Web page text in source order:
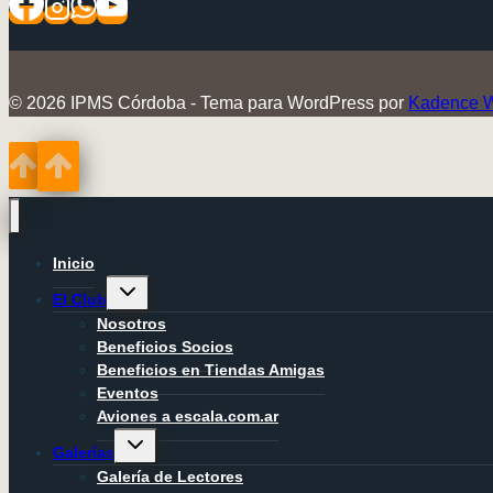
© 2026 IPMS Córdoba - Tema para WordPress por Kadence
Inicio
El Club
Alternar
hijo
Nosotros
Beneficios Socios
Beneficios en Tiendas Amigas
Eventos
Aviones a escala.com.ar
Galerías
Alternar
hijo
Galería de Lectores